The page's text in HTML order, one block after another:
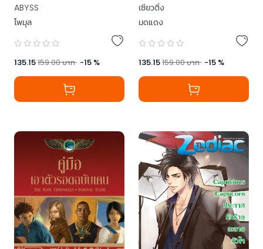
ABYSS
โพมุล
135.15159.00บาท -15 %
เซียวติ่ง
มดแดง
135.15159.00บาท -15 %